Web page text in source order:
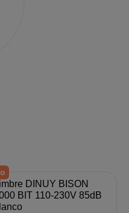
DINUY BISON
BIT 110-230V 85dB